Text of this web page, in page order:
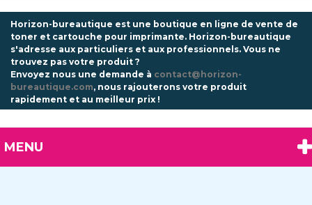
Horizon-bureautique est une boutique en ligne de vente de
toner et cartouche pour imprimante. Horizon-bureautique
s'adresse aux particuliers et aux professionnels. Vous ne
trouvez pas votre produit ?
Envoyez nous une demande à contact@horizon-
bureautique.com, nous rajouterons votre produit
rapidement et au meilleur prix !
MENU